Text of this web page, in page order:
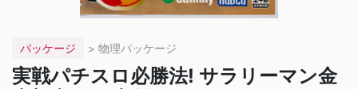
パッケージ > 物理パッケージ
実戦パチスロ必勝法! サラリーマン金